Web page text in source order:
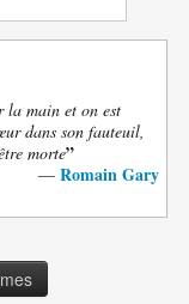
la main et on est
dans son fauteuil,
morte”
— Romain Gary